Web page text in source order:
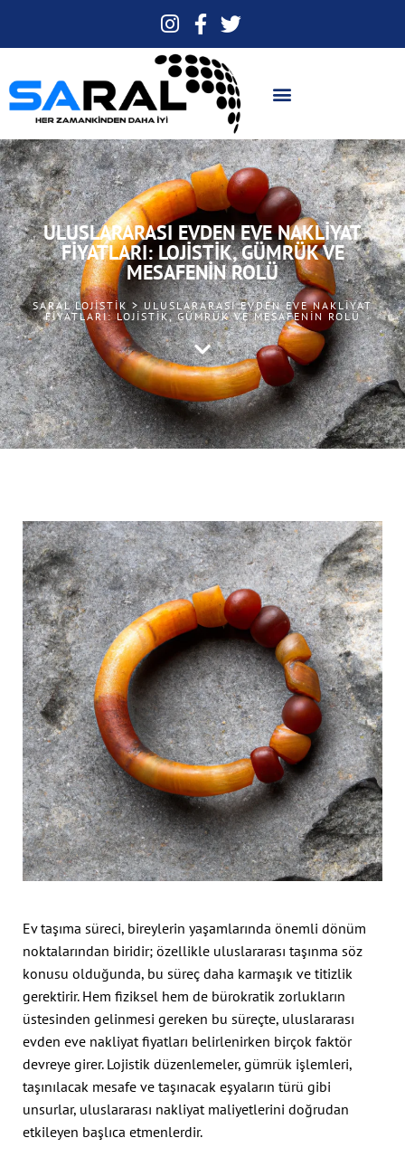
ULUSLARARASI EVDEN EVE NAKLIYAT
FIYATLARI: LOJISTIK, GÜMRÜK VE
MESAFENIN ROLÜ
SARAL LOJISTIK > ULUSLARARASI EVDEN EVE NAKLIYAT
FIYATLARI: LOJISTIK, GÜMRÜK VE MESAFENIN ROLÜ
Ev taşıma süreci, bireylerin yaşamlarında önemli dönüm
noktalarından biridir; özellikle uluslararası taşınma söz
konusu olduğunda, bu süreç daha karmaşık ve titizlik
gerektirir. Hem fiziksel hem de bürokratik zorlukların
üstesinden gelinmesi gereken bu süreçte, uluslararası
evden eve nakliyat fiyatları belirlenirken birçok faktör
devreye girer. Lojistik düzenlemeler, gümrük işlemleri,
taşınılacak mesafe ve taşınacak eşyaların türü gibi
unsurlar, uluslararası nakliyat maliyetlerini doğrudan
etkileyen başlıca etmenlerdir.